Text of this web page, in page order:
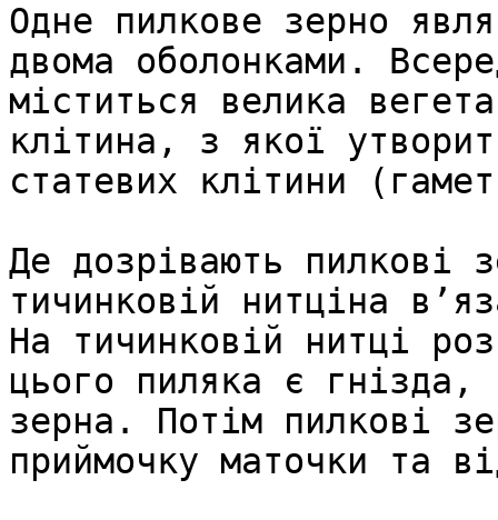
Одне пилкове зерно
двома оболонками.
міститься велика
клітина, з якої
статевих клітини
Де дозрівають пилкові
тичинковій нитціна
На тичинковій нитці
цього пиляка є гнізда,
зерна. Потім пилкові
приймочку маточки та